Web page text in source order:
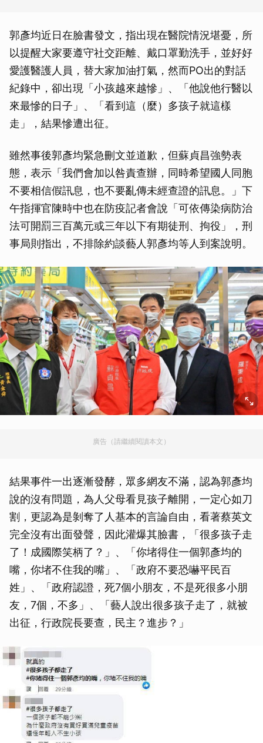
郭彥均近日在臉書發文，指出現在醫院情況堪憂，所
以提醒大家要遵守社交距離、戴口罩勤洗手，並好好
愛護醫護人員，替大家加油打氣，然而PO出的對話
紀錄中，卻出現「小孩越來越慘」、「他說他行醫以
來最慘的日子」、「看到這（麼）多孩子就這樣
走」，結果慘遭出征。
雖然事後郭彥均緊急刪文並道歉，但蘇貞昌強勢表
態，表示「我們會加以咎責查辦，同時希望國人同胞
不要相信假訊息，也不要亂傳未經查證的訊息。」下
午指揮官陳時中也在防疫記者會說「可依傳染病防治
法可開罰三百萬元或三年以下有期徒刑、拘役」，刑
事局則指出，不排除約談藝人郭彥均等人到案說明。
廣告（請繼續閱讀本文）
結果事件一出逐漸發酵，眾多網友不滿，認為郭彥均
說的沒有問題，為人父母看見孩子離開，一定心如刀
割，更認為是剝奪了人基本的言論自由，看著蔡英文
完全沒有出面發聲，因此灌爆其臉書，「很多孩子走
了！成國際笑柄了？」、「你堵得住一個郭彥均的
嘴，你堵不住我的嘴」、「政府不要恐嚇平民百
姓」、「政府認證，死7個小朋友，不是死很多小朋
友，7個，不多」、「藝人說出很多孩子走了，就被
出征，行政院長要查，民主？進步？」